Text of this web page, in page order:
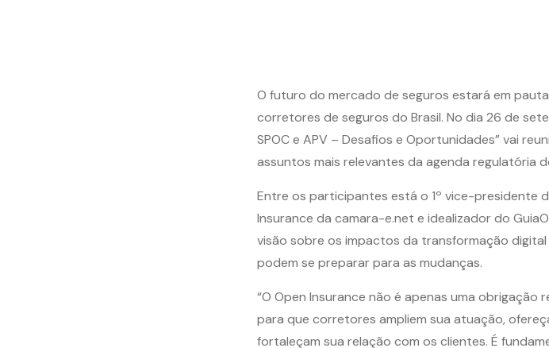
O futuro do mercado de seguros estará em
corretores de seguros do Brasil. No dia 26 de
SPOC e APV – Desafios e Oportunidades” vai
assuntos mais relevantes da agenda regulatória
Entre os participantes está o 1º vice-presidente
Insurance da camara-e.net e idealizador do
visão sobre os impactos da transformação
podem se preparar para as mudanças.
“O Open Insurance não é apenas uma
para que corretores ampliem sua atuação,
fortaleçam sua relação com os clientes. É